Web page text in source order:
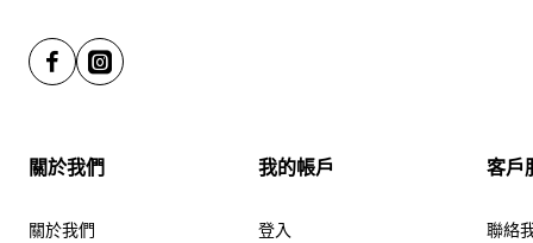
關於我們
關於我們
我的帳戶
登入
客戶
聯絡